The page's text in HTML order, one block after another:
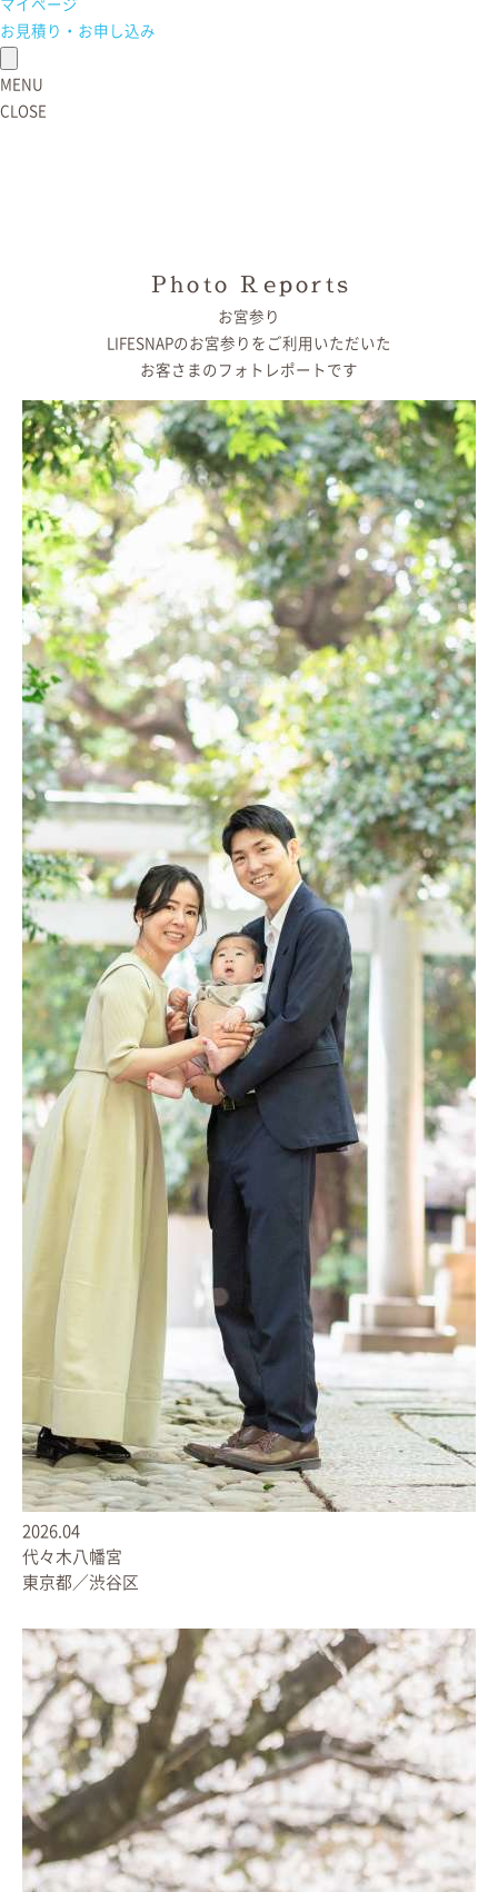
マイページ
お見積り・お申し込み
MENU
CLOSE
Photo Reports
お宮参り
LIFESNAPの お宮参りをご利用いただいた
お客さまの フォトレポートです
2026.04
代々木八幡宮
東京都／渋谷区